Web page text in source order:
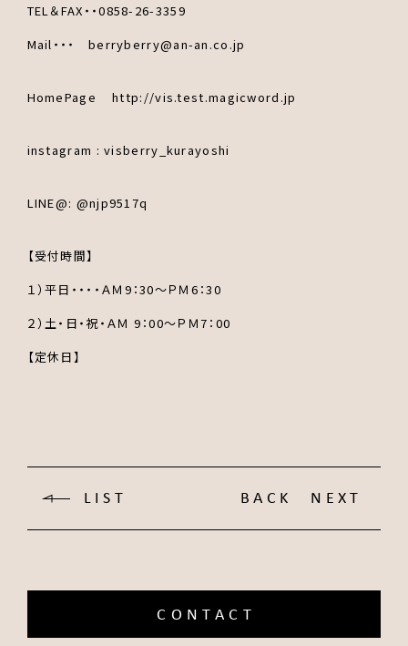
TEL＆FAX・・0858-26-3359
Mail・・・ berryberry@an-an.co.jp
HomePage http://vis.test.magicword.jp
instagram : visberry_kurayoshi
LINE@: @njp9517q
【受付時間】
１）平日・・・・ＡＭ9：30～ＰＭ6：30
２）土・日・祝・ＡＭ 9：00～ＰＭ7：00
【定休日】
LIST BACK NEXT
CONTACT